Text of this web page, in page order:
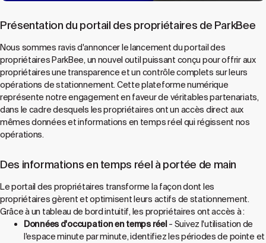
Présentation du portail des propriétaires de ParkBee
Nous sommes ravis d'annoncer le lancement du portail des
propriétaires ParkBee, un nouvel outil puissant conçu pour offrir aux
propriétaires une transparence et un contrôle complets sur leurs
opérations de stationnement. Cette plateforme numérique
représente notre engagement en faveur de véritables partenariats,
dans le cadre desquels les propriétaires ont un accès direct aux
mêmes données et informations en temps réel qui régissent nos
opérations.
Des informations en temps réel à portée de main
Le portail des propriétaires transforme la façon dont les
propriétaires gèrent et optimisent leurs actifs de stationnement.
Grâce à un tableau de bord intuitif, les propriétaires ont accès à :
Données d'occupation en temps réel - Suivez l'utilisation de
l'espace minute par minute, identifiez les périodes de pointe et